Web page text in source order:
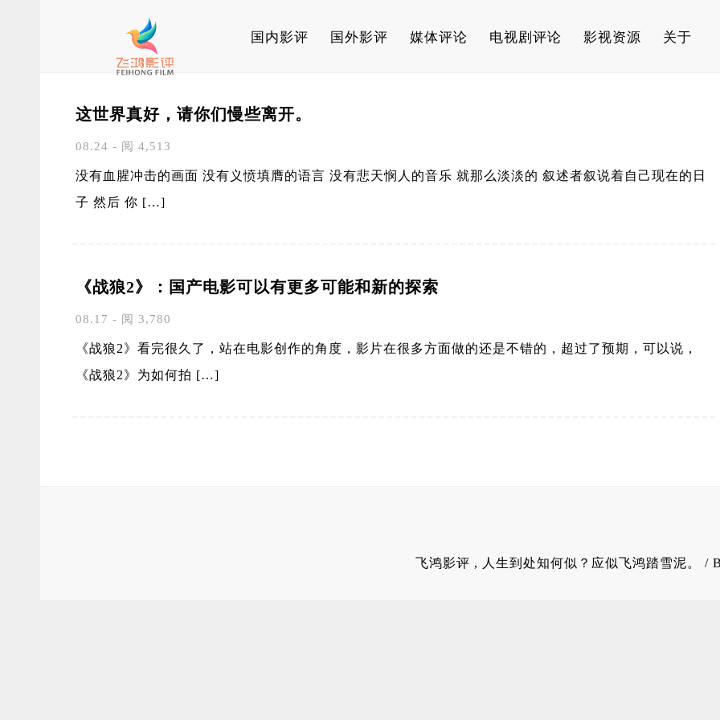
国内影评 国外影评 媒体评论 电视剧评论 影视资源 关于
这世界真好，请你们慢些离开。
08.24 - 阅 4,513
没有血腥冲击的画面 没有义愤填膺的语言 没有悲天悯人的音乐 就那么淡淡的 叙述者叙说着自己现在的日
子 然后 你 […]
《战狼2》：国产电影可以有更多可能和新的探索
08.17 - 阅 3,780
《战狼2》看完很久了，站在电影创作的角度，影片在很多方面做的还是不错的，超过了预期，可以说，
《战狼2》为如何拍 […]
飞鸿影评 , 人生到处知何似？应似飞鸿踏雪泥。 /